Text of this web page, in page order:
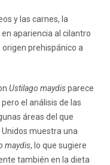
y las carnes, la
apariencia al cilantro
prehispánico a
Ustilago maydisparece
el análisis de las
áreas del que
muestra una
maydis, lo que sugiere
también en la dieta